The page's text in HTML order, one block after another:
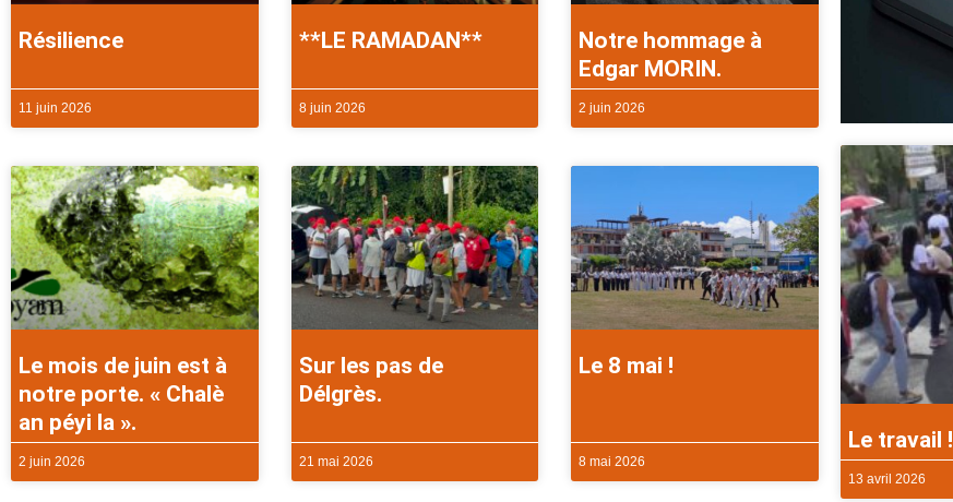
Résilience
11 juin 2026
**LE RAMADAN**
8 juin 2026
Notre hommage à
Edgar MORIN.
2 juin 2026
Le mois de juin est à
notre porte. « Chalè
an péyi la ».
2 juin 2026
Sur les pas de
Délgrès.
21 mai 2026
Le 8 mai !
8 mai 2026
Le travail !
13 avril 2026